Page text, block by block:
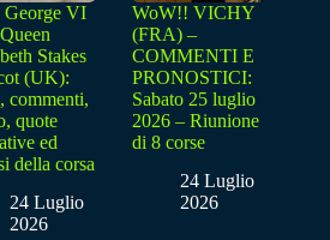
VI
Stakes
(UK):
commenti,
quote
ed
della corsa
24 Luglio
2026
WoW!! VICHY
(FRA) –
COMMENTI E
PRONOSTICI:
Sabato 25 luglio
2026 – Riunione
di 8 corse
24 Luglio
2026